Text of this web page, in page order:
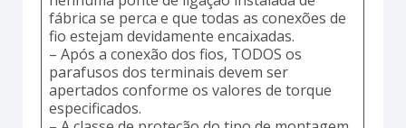
fábrica se perca e que todas as conexões de
fio estejam devidamente encaixadas.
– Após a conexão dos fios, TODOS os
parafusos dos terminais devem ser
apertados conforme os valores de torque
especificados.